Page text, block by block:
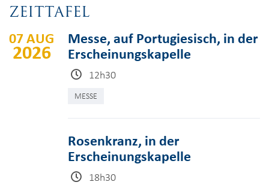
ZEITTAFEL
07 AUG
2026
Messe, auf Portugiesisch, in der
Erscheinungskapelle
12h30
MESSE
Rosenkranz, in der
Erscheinungskapelle
18h30